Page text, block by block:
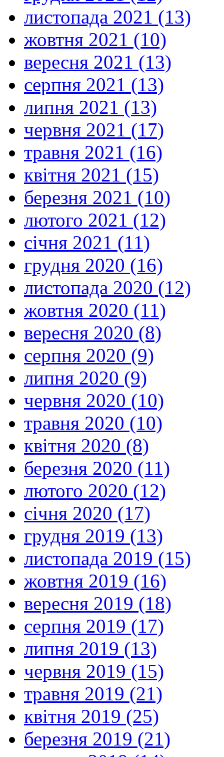
листопада 2021 (13)
жовтня 2021 (10)
вересня 2021 (13)
серпня 2021 (13)
липня 2021 (13)
червня 2021 (17)
травня 2021 (16)
квітня 2021 (15)
березня 2021 (10)
лютого 2021 (12)
січня 2021 (11)
грудня 2020 (16)
листопада 2020 (12)
жовтня 2020 (11)
вересня 2020 (8)
серпня 2020 (9)
липня 2020 (9)
червня 2020 (10)
травня 2020 (10)
квітня 2020 (8)
березня 2020 (11)
лютого 2020 (12)
січня 2020 (17)
грудня 2019 (13)
листопада 2019 (15)
жовтня 2019 (16)
вересня 2019 (18)
серпня 2019 (17)
липня 2019 (13)
червня 2019 (15)
травня 2019 (21)
квітня 2019 (25)
березня 2019 (21)